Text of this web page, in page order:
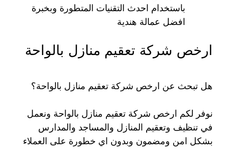
باستخدام احدث التقنيات المتطورة وبخبرة
افضل عمالة هندية
ارخص شركة تعقيم منازل بالواحة
هل تبحث عن ارخص شركة تعقيم منازل بالواحة؟
نوفر لكم ارخص شركة تعقيم منازل بالواحة ونعمل
في تنظيف وتعقيم المنازل والمساجد والمدارس
بشكل امن ومضمون وبدون اي خطورة على العملاء